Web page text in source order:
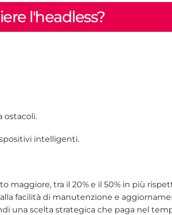
l'headless?
ostacoli.
intelligenti.
tra il 20% e il 50% in più
facilità di manutenzione e
una scelta strategica che paga nel